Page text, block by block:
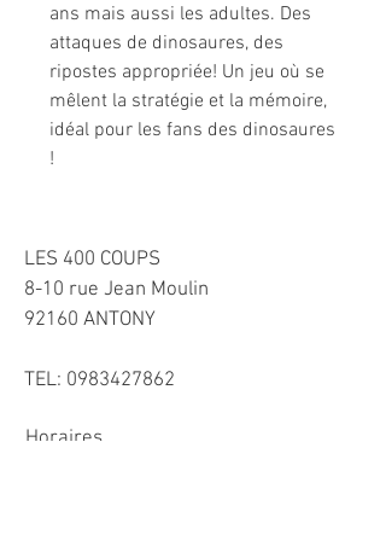
ans mais aussi les adultes. Des
attaques de dinosaures, des
ripostes appropriée! Un jeu où se
mêlent la stratégie et la mémoire,
idéal pour les fans des dinosaures
!
LES 400 COUPS
8-10 rue Jean Moulin
92160 ANTONY
TEL: 0983427862
Horaires